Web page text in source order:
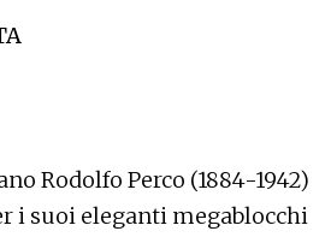
Rodolfo Perco (1884-1942)
i suoi eleganti megablocchi